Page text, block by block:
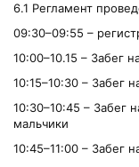
6.1 Регламент
09:30–09:55 –
10:00–10.15 – Забег
10:15–10:30 – Забег
10:30–10:45 – Забег
мальчики
10:45–11:00 – Забег